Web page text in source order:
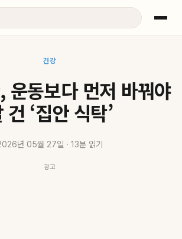
건강
운동보다 먼저 바꿔야
건 ‘집안 식탁’
년 05월 27일 · 13분 읽기
광고